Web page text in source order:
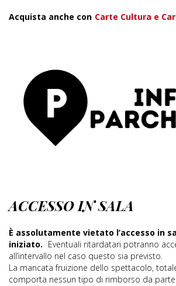
Acquista anche con Carte Cultura e
ACCESSO IN SALA
È assolutamente vietato l’accesso in
iniziato. Eventuali ritardatari potranno
all’intervallo nel caso questo sia previsto.
La mancata fruizione dello spettacolo,
comporta nessun tipo di rimborso da